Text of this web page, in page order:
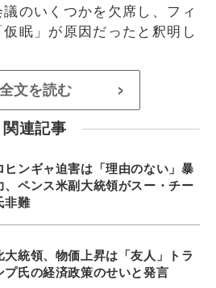
のいくつかを欠席し、フィ
眠」が原因だったと釈明し
全文を読む >
関連記事
ヒンギャ迫害は「理由のない」暴
、ペンス米副大統領がスー・チー
非難
大統領、物価上昇は「友人」トラ
プ氏の経済政策のせいと発言